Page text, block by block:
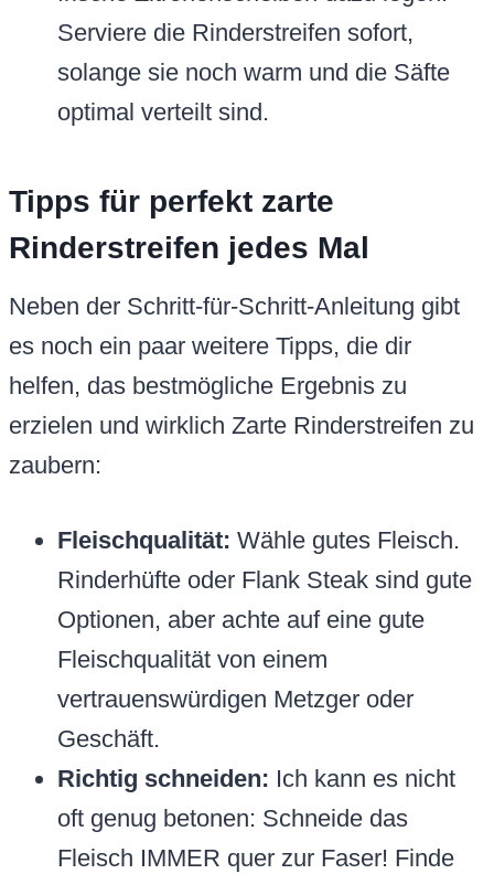
Serviere die Rinderstreifen sofort,
solange sie noch warm und die Säfte
optimal verteilt sind.
Tipps für perfekt zarte
Rinderstreifen jedes Mal
Neben der Schritt-für-Schritt-Anleitung gibt
es noch ein paar weitere Tipps, die dir
helfen, das bestmögliche Ergebnis zu
erzielen und wirklich Zarte Rinderstreifen zu
zaubern:
Fleischqualität: Wähle gutes Fleisch.
Rinderhüfte oder Flank Steak sind gute
Optionen, aber achte auf eine gute
Fleischqualität von einem
vertrauenswürdigen Metzger oder
Geschäft.
Richtig schneiden: Ich kann es nicht
oft genug betonen: Schneide das
Fleisch IMMER quer zur Faser! Finde